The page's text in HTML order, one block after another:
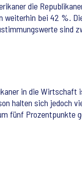
die
bei 42 %.
sind
in die
halten sich jedoch
fünf Prozentpunkte